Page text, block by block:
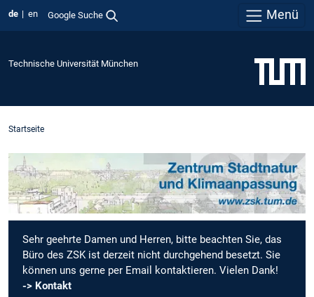
de en Google Suche Menü
Technische Universität München
Startseite
Sehr geehrte Damen und Herren, bitte beachten Sie, das
Büro des ZSK ist derzeit nicht durchgehend besetzt. Sie
können uns gerne per Email kontaktieren. Vielen Dank!
-> Kontakt